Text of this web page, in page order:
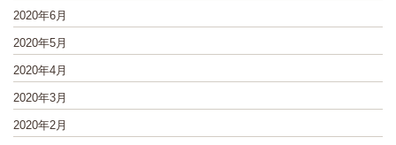
2020年6月
2020年5月
2020年4月
2020年3月
2020年2月